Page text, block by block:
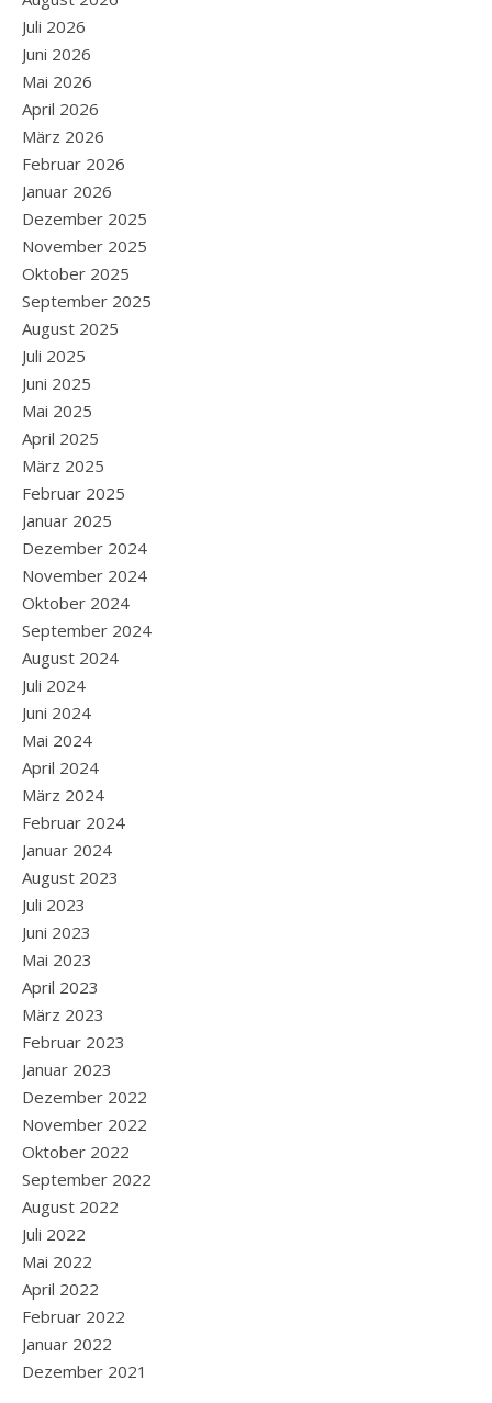
Juli 2026
Juni 2026
Mai 2026
April 2026
März 2026
Februar 2026
Januar 2026
Dezember 2025
November 2025
Oktober 2025
September 2025
August 2025
Juli 2025
Juni 2025
Mai 2025
April 2025
März 2025
Februar 2025
Januar 2025
Dezember 2024
November 2024
Oktober 2024
September 2024
August 2024
Juli 2024
Juni 2024
Mai 2024
April 2024
März 2024
Februar 2024
Januar 2024
August 2023
Juli 2023
Juni 2023
Mai 2023
April 2023
März 2023
Februar 2023
Januar 2023
Dezember 2022
November 2022
Oktober 2022
September 2022
August 2022
Juli 2022
Mai 2022
April 2022
Februar 2022
Januar 2022
Dezember 2021